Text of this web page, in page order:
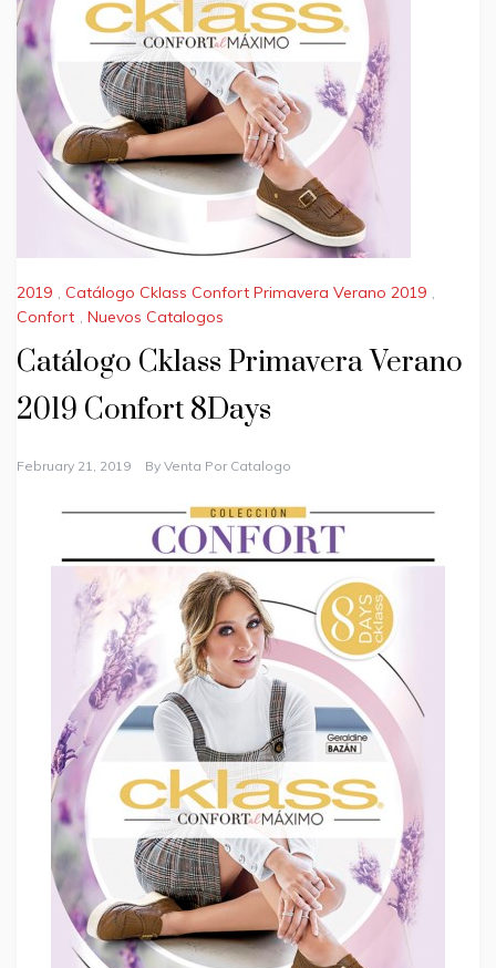
2019 , Catálogo Cklass Confort Primavera Verano 2019 ,
Confort , Nuevos Catalogos
Catálogo Cklass Primavera Verano
2019 Confort 8Days
February 21, 2019 By Venta Por Catalogo